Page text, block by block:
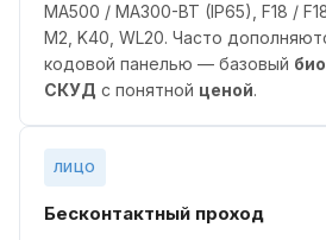
MA500 / MA300-BT (IP65), F18 /
M2, K40, WL20. Часто
кодовой панелью — базовый
СКУД с понятной ценой.
ЛИЦО
Бесконтактный проход